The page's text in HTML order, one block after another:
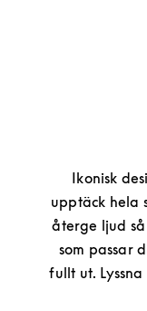
Ikonisk
upptäck hela
återge ljud
som passar
fullt ut.